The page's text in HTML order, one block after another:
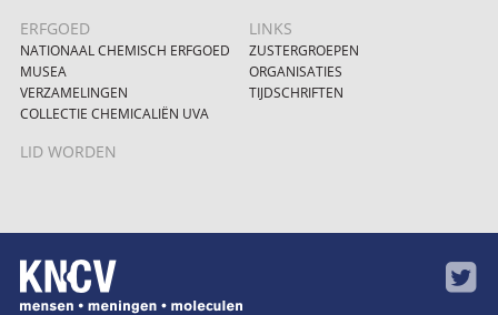
ERFGOED
NATIONAAL CHEMISCH ERFGOED
MUSEA
VERZAMELINGEN
COLLECTIE CHEMICALIËN UVA
LINKS
ZUSTERGROEPEN
ORGANISATIES
TIJDSCHRIFTEN
LID WORDEN